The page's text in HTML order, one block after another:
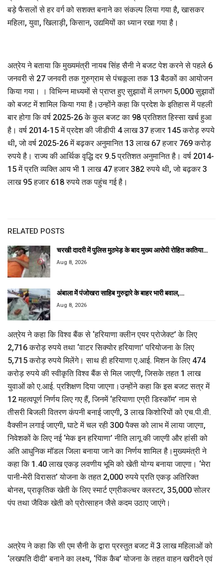
बड़े फैसलों से हर वर्ग को सशक्त बनाने का संकल्प लिया गया है, खासकर
महिला, युवा, खिलाड़ी, किसान, उद्यमियों का ध्यान रखा गया है।
अत्रेय ने बताया कि मुख्यमंत्री नायब सिंह सैनी ने बजट पेश करने से पहले 6
जनवरी से 27 जनवरी तक गुरुग्राम से पंचकूला तक 13 बैठकों का आयोजन
किया गया। । विभिन्न माध्यमों से प्राप्त हुए सुझावों में लगभग 5,000 सुझावों
को बजट में शामिल किया गया है।उन्होंने कहा कि प्रदेश के इतिहास में पहली
बार होगा कि वर्ष 2025-26 के कुल बजट का 98 प्रतिशत हिस्सा खर्च हुआ
है। वर्ष 2014-15 में प्रदेश की जीडीपी 4 लाख 37 हजार 145 करोड़ रुपये
थी, जो वर्ष 2025-26 में बढ़कर अनुमानित 13 लाख 67 हजार 769 करोड़
रुपये है। राज्य की आर्थिक वृद्धि दर 9.5 प्रतिशत अनुमानित है। वर्ष 2014-
15 में प्रति व्यक्ति आय भी 1 लाख 47 हजार 382 रुपये थी, जो बढ़कर 3
लाख 95 हजार 618 रुपये तक पहुंच गई है।
RELATED POSTS
चरखी दादरी में पुलिस मुठभेड़ के बाद मुख्य आरोपी रोहित कातिया…
Aug 8, 2026
अंबाला में पंजोखरा साहिब गुरुद्वारे के बाहर भारी बवाल,…
Aug 8, 2026
अत्रेय ने कहा कि विश्व बैंक से ‘हरियाणा क्लीन एयर प्रोजेक्ट’ के लिए
2,716 करोड़ रुपये तथा ‘वाटर सिक्योर हरियाणा’ परियोजना के लिए
5,715 करोड़ रुपये मिलेंगे। साथ ही हरियाणा ए.आई. मिशन के लिए 474
करोड़ रुपये की स्वीकृति विश्व बैंक से मिल जाएगी, जिसके तहत 1 लाख
युवाओं को ए.आई. प्रशिक्षण दिया जाएगा।उन्होंने कहा कि इस बजट सत्र में
12 महत्वपूर्ण निर्णय लिए गए हैं, जिनमें ‘हरियाणा एग्री डिस्कॉम’ नाम से
तीसरी बिजली वितरण कंपनी बनाई जाएगी, 3 लाख किशोरियों को एच.पी.वी.
वैक्सीन लगाई जाएगी, घाटे में चल रही 300 पैक्स को लाभ में लाया जाएगा,
निवेशकों के लिए नई ‘मेक इन हरियाणा’ नीति लागू की जाएगी और हांसी को
अति आधुनिक मॉडल जिला बनाया जाने का निर्णय शामिल है।मुख्यमंत्री ने
कहा कि 1.40 लाख एकड़ लवणीय भूमि को खेती योग्य बनाया जाएगा। ‘मेरा
पानी-मेरी विरासत’ योजना के तहत 2,000 रुपये प्रति एकड़ अतिरिक्त
बोनस, प्राकृतिक खेती के लिए स्मार्ट एग्रीकल्चर क्लस्टर, 35,000 सोलर
पंप तथा जैविक खेती को प्रोत्साहन जैसे कदम उठाए जाएंगे।
अत्रेय ने कहा कि सी एम सैनी के द्वारा प्रस्तुत बजट में 3 लाख महिलाओं को
‘लखपति दीदी’ बनाने का लक्ष्य, ‘पिंक कैब’ योजना के तहत वाहन खरीदने एवं